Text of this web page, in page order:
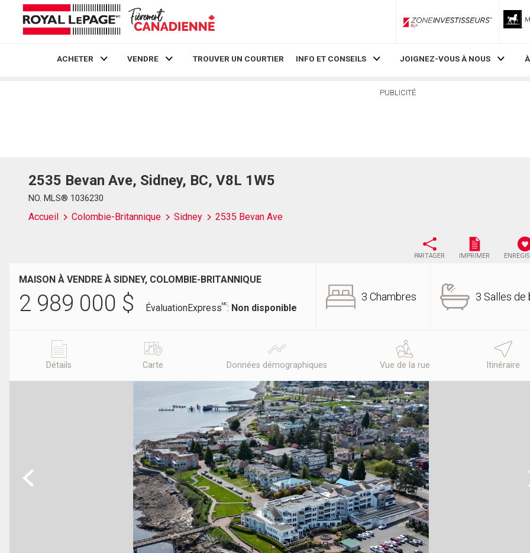
ZoneInvestisseurs RLP
ACHETER VENDRE TROUVER UN COURTIER INFO ET CONSEILS JOIGNEZ-VOUS À NOUS
PUBLICITÉ
2535 Bevan Ave, Sidney, BC, V8L 1W5
NO. MLS® 1036230
Accueil Colombie-Britannique Sidney 2535 Bevan Ave
PARTAGER IMPRIMER
MAISON À VENDRE À SIDNEY, COLOMBIE-BRITANNIQUE
2 989 000 $ ÉvaluationExpressMC: Non disponible
3 Chambres 3 Salles de
Détails Carte Données démographiques Vue de la rue Itinéraire
Previous